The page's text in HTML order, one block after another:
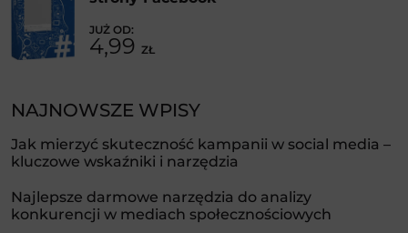
4,99 ZŁ
NAJNOWSZE WPISY
Jak mierzyć skuteczność kampanii w social media –
kluczowe wskaźniki i narzędzia
Najlepsze darmowe narzędzia do analizy
konkurencji w mediach społecznościowych